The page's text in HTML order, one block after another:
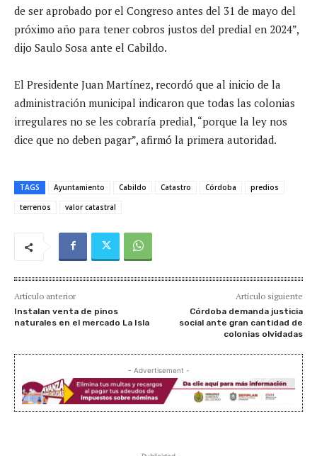
de ser aprobado por el Congreso antes del 31 de mayo del
próximo año para tener cobros justos del predial en 2024”,
dijo Saulo Sosa ante el Cabildo.
El Presidente Juan Martínez, recordó que al inicio de la
administración municipal indicaron que todas las colonias
irregulares no se les cobraría predial, “porque la ley nos
dice que no deben pagar”, afirmó la primera autoridad.
TAGS Ayuntamiento Cabildo Catastro Córdoba
predios
terrenos
valor catastral
Artículo anterior
Instalan venta de pinos
naturales en el mercado La Isla
Artículo siguiente
Córdoba demanda justicia
social ante gran cantidad de
colonias olvidadas
- Advertisement -